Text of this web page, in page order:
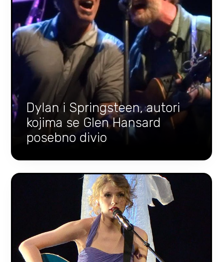
Dylan i Springsteen, autori
kojima se Glen Hansard
posebno divio